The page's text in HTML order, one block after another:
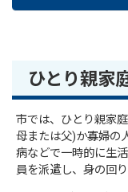
ひとり親家
市では、ひとり親家
母または父)か寡婦の
病などで一時的に生
員を派遣し、身の回